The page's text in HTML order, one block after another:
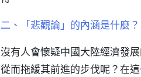
二、「悲觀論」的內涵是什麼？
沒有人會懷疑中國大陸經濟發
從而拖緩其前進的步伐呢？在